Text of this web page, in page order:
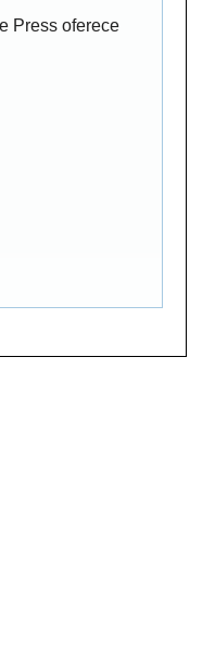
Press oferece